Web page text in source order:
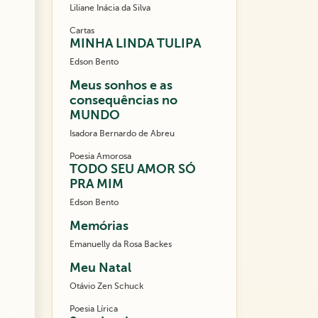
Liliane Inácia da Silva
Cartas
MINHA LINDA TULIPA
Edson Bento
Meus sonhos e as
consequências no
MUNDO
Isadora Bernardo de Abreu
Poesia Amorosa
TODO SEU AMOR SÓ
PRA MIM
Edson Bento
Memórias
Emanuelly da Rosa Backes
Meu Natal
Otávio Zen Schuck
Poesia Lírica